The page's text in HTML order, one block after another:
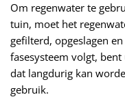
Om regenwater te
tuin, moet het
gefilterd, opgeslagen
fasesysteem volgt,
dat langdurig kan
gebruik.